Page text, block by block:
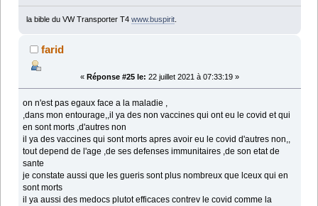
la bible du VW Transporter T4 www.buspirit.
farid
« Réponse #25 le: 22 juillet 2021 à 07:33:19 »
on n'est pas egaux face a la maladie ,
,dans mon entourage,,il ya des non vaccines qui ont eu le covid et qui
en sont morts ,d'autres non
il ya des vaccines qui sont morts apres avoir eu le covid d'autres non,,
tout depend de l'age ,de ses defenses immunitaires ,de son etat de
sante
je constate aussi que les gueris sont plus nombreux que lceux qui en
sont morts
il ya aussi des medocs plutot efficaces contrev le covid comme la